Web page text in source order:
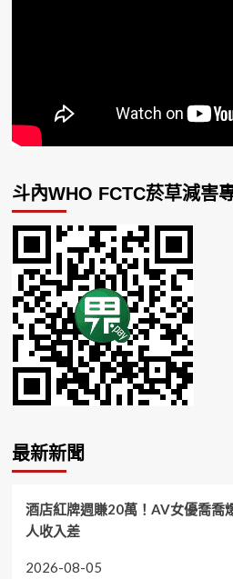
斗內WHO FCTC菸草減害
最新新聞
酒店紅牌週賺20萬！AV女優喬喬
人收入差
2026-08-05